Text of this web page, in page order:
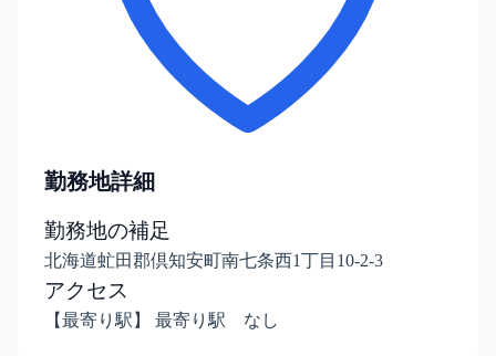
勤務地詳細
勤務地の補足
北海道虻田郡倶知安町南七条西1丁目10-2-3
アクセス
【最寄り駅】 最寄り駅 なし